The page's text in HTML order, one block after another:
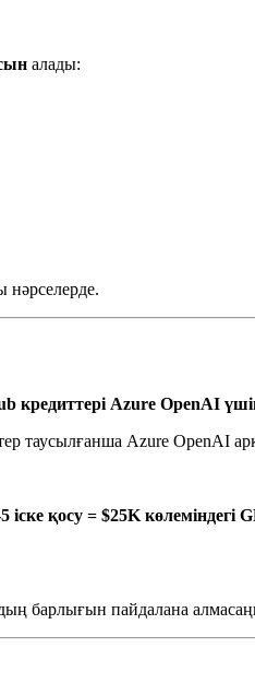
алады:
кредиттері Azure OpenAI
таусылғанша Azure OpenAI
қосу = $25K көлеміндегі
барлығын пайдалана